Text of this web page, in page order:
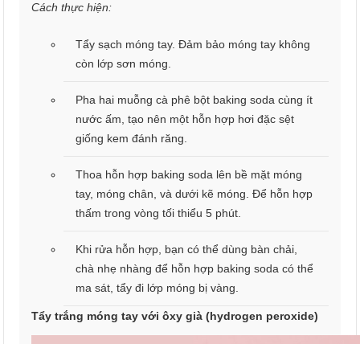
Cách thực hiện:
Tẩy sạch móng tay. Đảm bảo móng tay không
còn lớp sơn móng.
Pha hai muỗng cà phê bột baking soda cùng ít
nước ấm, tạo nên một hỗn hợp hơi đặc sệt
giống kem đánh răng.
Thoa hỗn hợp baking soda lên bề mặt móng
tay, móng chân, và dưới kẽ móng. Để hỗn hợp
thấm trong vòng tối thiểu 5 phút.
Khi rửa hỗn hợp, bạn có thể dùng bàn chải,
chà nhẹ nhàng để hỗn hợp baking soda có thể
ma sát, tẩy đi lớp móng bị vàng.
Tẩy trắng móng tay với ôxy già (hydrogen peroxide)